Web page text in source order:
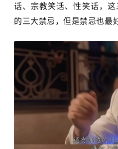
话、宗教笑话、性笑话，
的三大禁忌，但是禁忌也最